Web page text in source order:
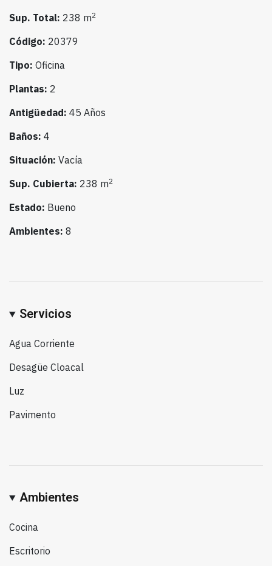
Sup. Total: 238 m2
Código: 20379
Tipo: Oficina
Plantas: 2
Antigüedad: 45 Años
Baños: 4
Situación: Vacía
Sup. Cubierta: 238 m2
Estado: Bueno
Ambientes: 8
Servicios
Agua Corriente
Desagüe Cloacal
Luz
Pavimento
Ambientes
Cocina
Escritorio